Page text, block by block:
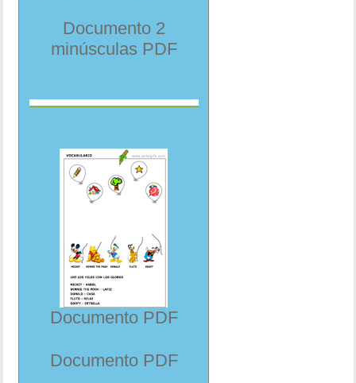
Documento 2
minúsculas PDF
Documento PDF
Documento PDF